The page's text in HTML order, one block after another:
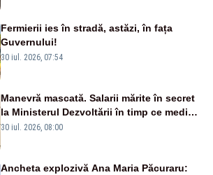
Fermierii ies în stradă, astăzi, în fața
Guvernului!
30 iul. 2026, 07:54
Manevră mascată. Salarii mărite în secret
la Ministerul Dezvoltării în timp ce medicii
ies în stradă
30 iul. 2026, 08:00
Ancheta explozivă Ana Maria Păcuraru: